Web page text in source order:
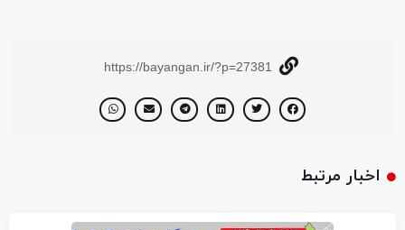
https://bayangan.ir/?p=27381
اخبار مرتبط